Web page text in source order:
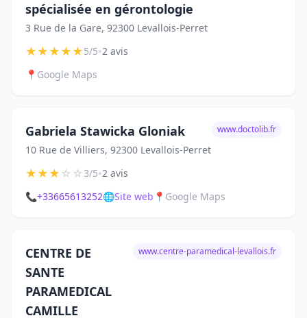
spécialisée en gérontologie
3 Rue de la Gare, 92300 Levallois-Perret
★★★★★5/5•2 avis
📍 Google Maps
Gabriela Stawicka Gloniak
10 Rue de Villiers, 92300 Levallois-Perret
www.doctolib.fr
★★★☆☆3/5•2 avis
📞+33665613252🌐Site web 📍 Google Maps
CENTRE DE
SANTE
PARAMEDICAL
CAMILLE
www.centre-paramedical-levallois.fr